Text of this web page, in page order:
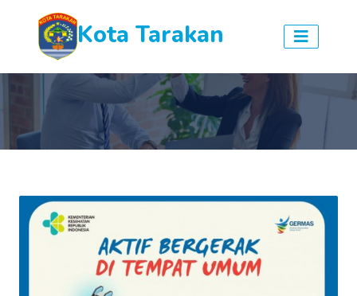
Kota Tarakan